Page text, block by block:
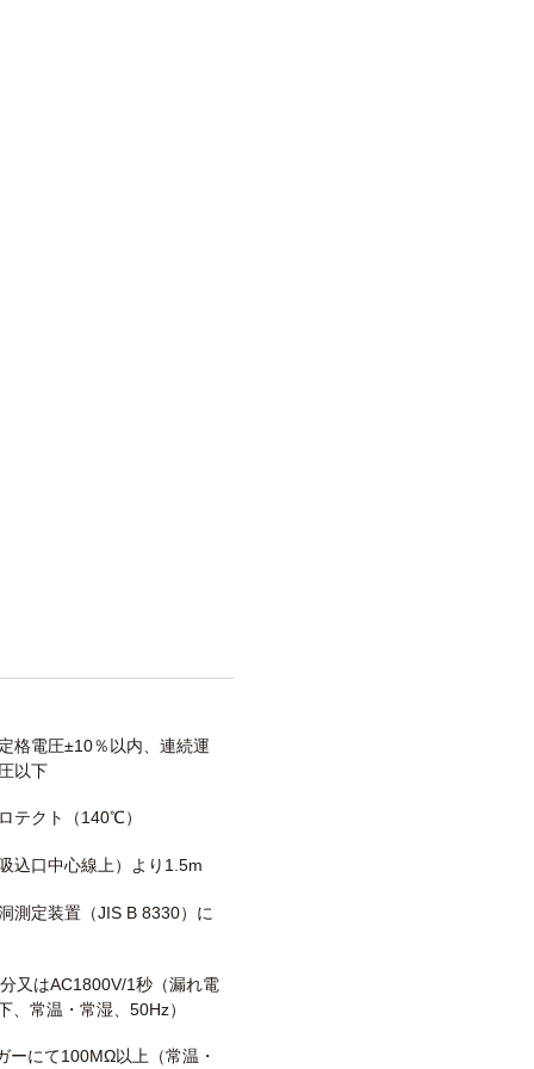
格電圧±10％以内、連続運
以下
テクト（140℃）
込口中心線上）より1.5m
測定装置（JIS B 8330）に
又はAC1800V/1秒（漏れ電
、常温・常湿、50Hz）
ーにて100MΩ以上（常温・